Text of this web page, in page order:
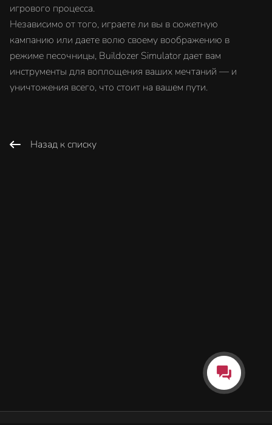
игрового процесса.
Независимо от того, играете ли вы в сюжетную
кампанию или даете волю своему воображению в
режиме песочницы, Buildozer Simulator дает вам
инструменты для воплощения ваших мечтаний — и
уничтожения всего, что стоит на вашем пути.
Назад к списку